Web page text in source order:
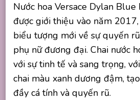
Nước hoa Versace Dylan
được giới thiệu vào năm
biểu tượng mới về sự quyến
phụ nữ đương đại. Chai nước
với sự tinh tế và sang trọng,
chai màu xanh dương đậm,
đầy cá tính và quyến rũ.